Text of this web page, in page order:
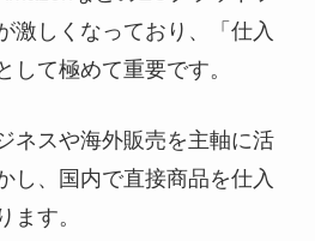
激しくなっており、「仕入
して極めて重要です。
ネスや海外販売を主軸に活
し、国内で直接商品を仕入
ます。